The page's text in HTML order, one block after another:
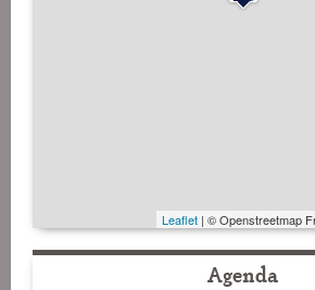
Leaflet | © Openstreetmap
Agenda